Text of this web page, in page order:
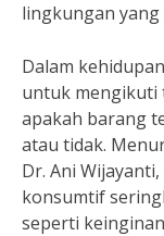
lingkungan
Dalam
untuk mengikuti
apakah barang
atau tidak.
Dr. Ani
konsumtif
seperti